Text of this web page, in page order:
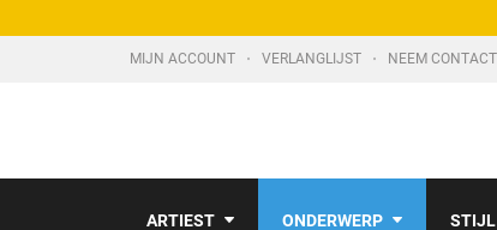
MIJN ACCOUNT VERLANGLIJST NEEM
ARTIEST ONDERWERP STIJL